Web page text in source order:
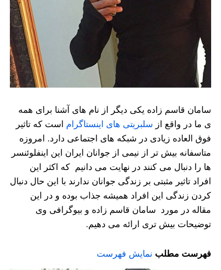
سامان قاسم زاده یکی دیگر از نام های آشنا برای همه
ی ما در واقع از سلبریتی های اینستاگرام است که تاثیر
فوق العاده زیادی در شبکه های اجتماعی دارد. امروزه
متاسفانه بیش تر از نیمی از جوانان ایران این اینفلوئنسر
ها را دنبال می کنند در نهایت می دانیم که اکثر این
افراد تاثیر مثبتی بر زندگی جوانان ندارند با این حال دنبال
کردن زندگی این افراد همیشه جذاب بوده و در این
مقاله در مورد سامان قاسم زاده و بیوگرافی وی
توضیحات بیش تری ارائه می دهیم.
فهرست مطلب نمایش فهرست